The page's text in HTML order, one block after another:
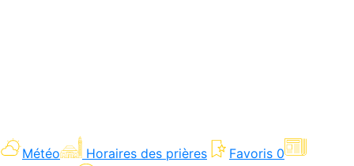
Météo Horaires des prières Favoris 0